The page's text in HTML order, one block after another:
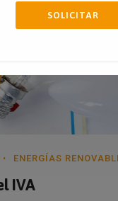
ENERGÍAS
IVA
SOLICITAR
se cerrará en